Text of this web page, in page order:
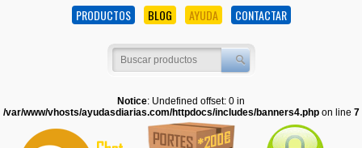
PRODUCTOS BLOG AYUDA CONTACTAR
Notice: Undefined offset: 0 in
/var/www/vhosts/ayudasdiarias.com/httpdocs/includes/banners4.phpon line 7